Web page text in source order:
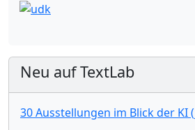
Neu auf TextLab
30 Ausstellungen im Blick der KI